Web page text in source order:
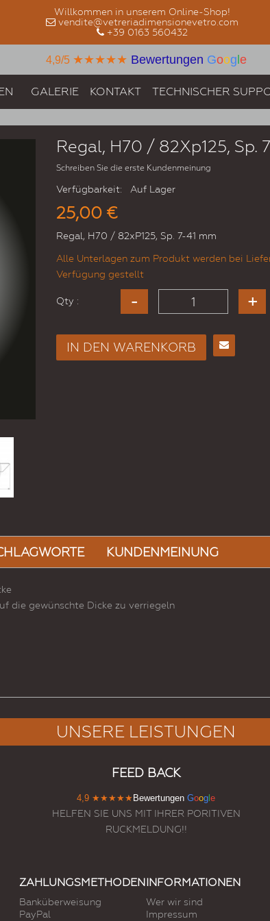
Willkommen in unserem Online-Shop!
vendite@vetreriadimensionevetro.com
+39 0163 560432
4,9/5 ★★★★★ Bewertungen Goog e
GALERIE KONTAKT TECHNISCHER
Regal, H70 / 82Xp125, Sp.
Schreiben Sie die erste Kundenmeinung
Verfügbarkeit: Auf Lager
25,00 €
Regal, H70 / 82xP125, Sp. 7-41 mm
Alle Unterlagen zum Produkt werden bei
Verfügung gestellt
Qty :
IN DEN WARENKORB
KUNDENMEINUNG
die gewünschte Dicke zu verriegeln
Regal In
UNSERE LEISTUNGEN
FEED BACK
4,9 ★★★★★ Bewertungen Goog e
HELFEN SIE UNS MIT IHRER PORITIVEN
RUCKMELDUNG!!
ZAHLUNGSMETHODEN
Banküberweisung
PayPal
INFORMATIONEN
Wer wir sind
Impressum